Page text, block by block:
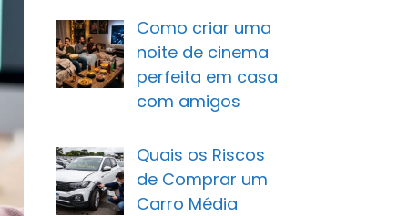
Como criar uma
noite de cinema
perfeita em casa
com amigos
Quais os Riscos
de Comprar um
Carro Média